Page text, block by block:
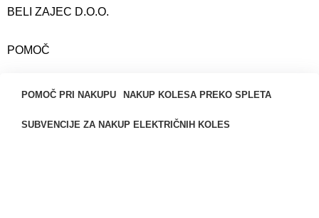
BELI ZAJEC D.O.O.
POMOČ
POMOČ PRI NAKUPU NAKUP KOLESA PREKO SPLETA
SUBVENCIJE ZA NAKUP ELEKTRIČNIH KOLES